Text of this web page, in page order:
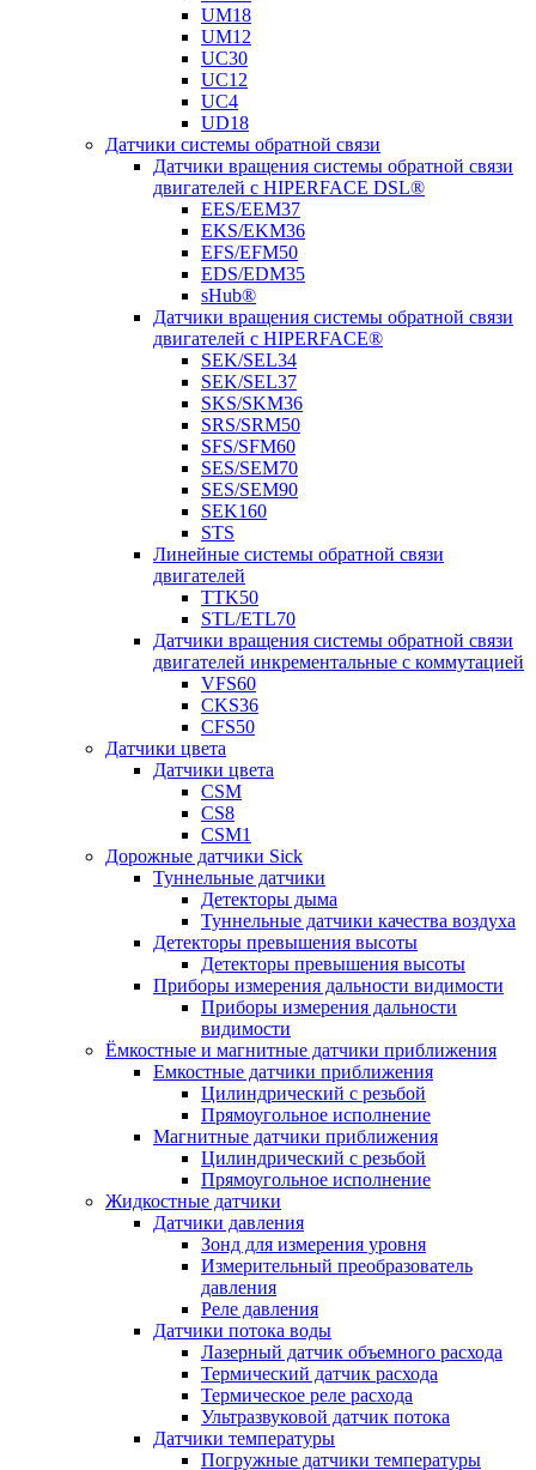
UM18
UM12
UC30
UC12
UC4
UD18
Датчики системы обратной связи
Датчики вращения системы обратной связи
двигателей с HIPERFACE DSL®
EES/EEM37
EKS/EKM36
EFS/EFM50
EDS/EDM35
sHub®
Датчики вращения системы обратной связи
двигателей с HIPERFACE®
SEK/SEL34
SEK/SEL37
SKS/SKM36
SRS/SRM50
SFS/SFM60
SES/SEM70
SES/SEM90
SEK160
STS
Линейные системы обратной связи
двигателей
TTK50
STL/ETL70
Датчики вращения системы обратной связи
двигателей инкрементальные с коммутацией
VFS60
CKS36
CFS50
Датчики цвета
Датчики цвета
CSM
CS8
CSM1
Дорожные датчики Sick
Туннельные датчики
Детекторы дыма
Туннельные датчики качества воздуха
Детекторы превышения высоты
Детекторы превышения высоты
Приборы измерения дальности видимости
Приборы измерения дальности
видимости
Ёмкостные и магнитные датчики приближения
Емкостные датчики приближения
Цилиндрический с резьбой
Прямоугольное исполнение
Магнитные датчики приближения
Цилиндрический с резьбой
Прямоугольное исполнение
Жидкостные датчики
Датчики давления
Зонд для измерения уровня
Измерительный преобразователь
давления
Реле давления
Датчики потока воды
Лазерный датчик объемного расхода
Термический датчик расхода
Термическое реле расхода
Ультразвуковой датчик потока
Датчики температуры
Погружные датчики температуры